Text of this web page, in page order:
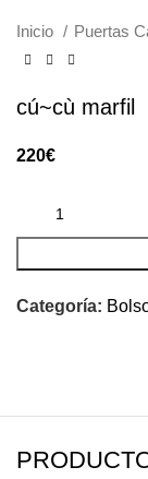
Inicio Puertas
cú~cù marfil
220€
Categoría: